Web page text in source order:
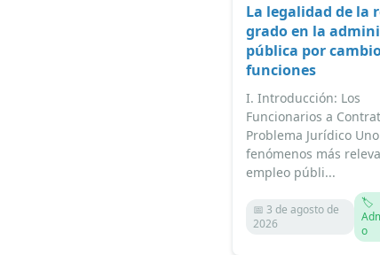
La legalidad de la
grado en la
pública por
funciones
I. Introducción: Los
Funcionarios a
Problema Jurídico
fenómenos más
empleo públi...
📅 3 de agosto de
2026
🏷️
o